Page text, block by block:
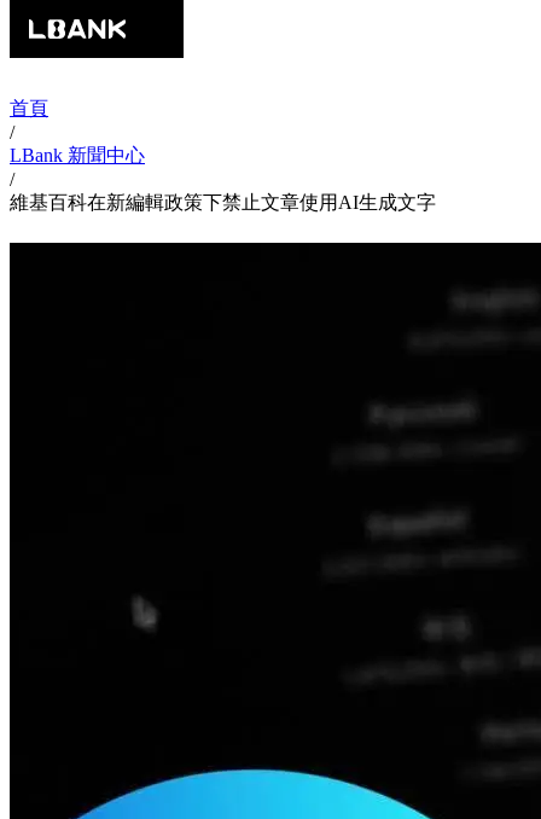
首頁
/
LBank 新聞中心
/
維基百科在新編輯政策下禁止文章使用AI生成文字